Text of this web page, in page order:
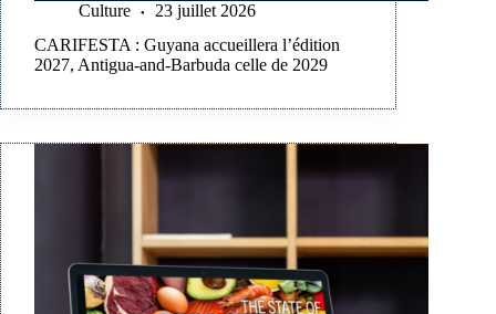
Culture
23 juillet 2026
CARIFESTA : Guyana accueillera l’édition
2027, Antigua-and-Barbuda celle de 2029